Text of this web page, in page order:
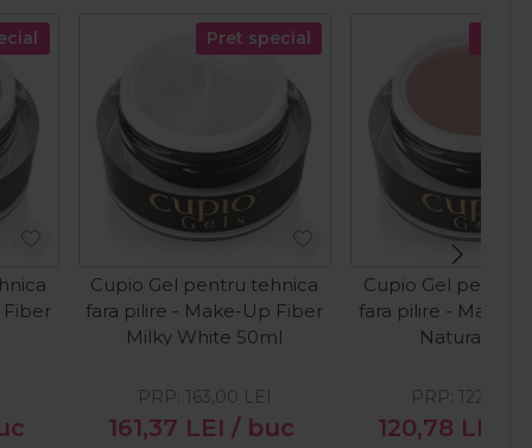
Pret special
Cupio Gel pentru tehnica
fara pilire - Make-Up Fiber
Milky White 50ml
161,37 LEI / buc
PRP: 163,00 LEI
Cupio Gel pentru
fara pilire - Make-
Natural
120,78 LEI
PRP: 122,00